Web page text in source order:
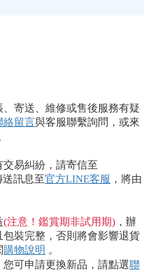
寄送、維修或售後服務有疑
絡留言與客服聯繫詢問，或來
易糾紛，請寄信至
送訊息至官方LINE客服 ，將由
(注意！鑑賞期非試用期) ，辦
裝完整，否則將會影響退貨
購物說明 。
可申請更換新品，請點選聯